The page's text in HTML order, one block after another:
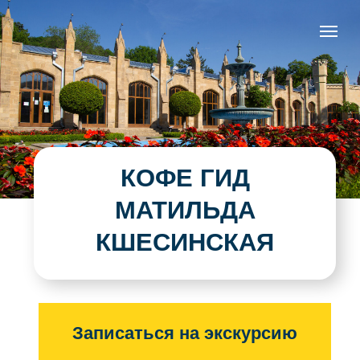
КОФЕ ГИД
МАТИЛЬДА
КШЕСИНСКАЯ
Записаться на экскурсию